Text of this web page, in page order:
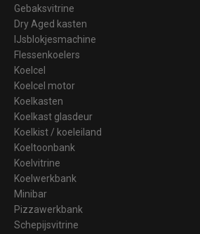
Gebaksvitrine
Dry Aged kasten
IJsblokjesmachine
Flessenkoelers
Koelcel
Koelcel motor
Koelkasten
Koelkast glasdeur
Koelkist / koeleiland
Koeltoonbank
Koelvitrine
Koelwerkbank
Minibar
Pizzawerkbank
Schepijsvitrine